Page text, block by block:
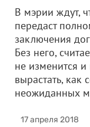
В мэрии ждут,
передаст
заключения
Без него,
не изменится
вырастать, как
17 апреля 2018